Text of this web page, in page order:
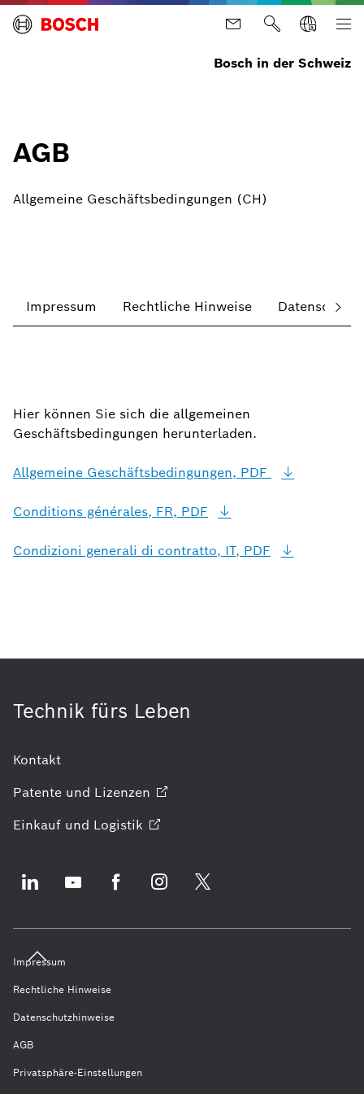
Bosch in der Schweiz
AGB
Allgemeine Geschäftsbedingungen (CH)
Impressum Rechtliche Hinweise
Hier können Sie sich die allgemeinen
Geschäftsbedingungen herunterladen.
Allgemeine Geschäftsbedingungen, PDF
Conditions générales, FR, PDF
Condizioni generali di contratto, IT, PDF
Technik fürs Leben
Kontakt
Patente und Lizenzen
Einkauf und Logistik
Impressum
Rechtliche Hinweise
Datenschutzhinweise
AGB
Privatsphäre-Einstellungen